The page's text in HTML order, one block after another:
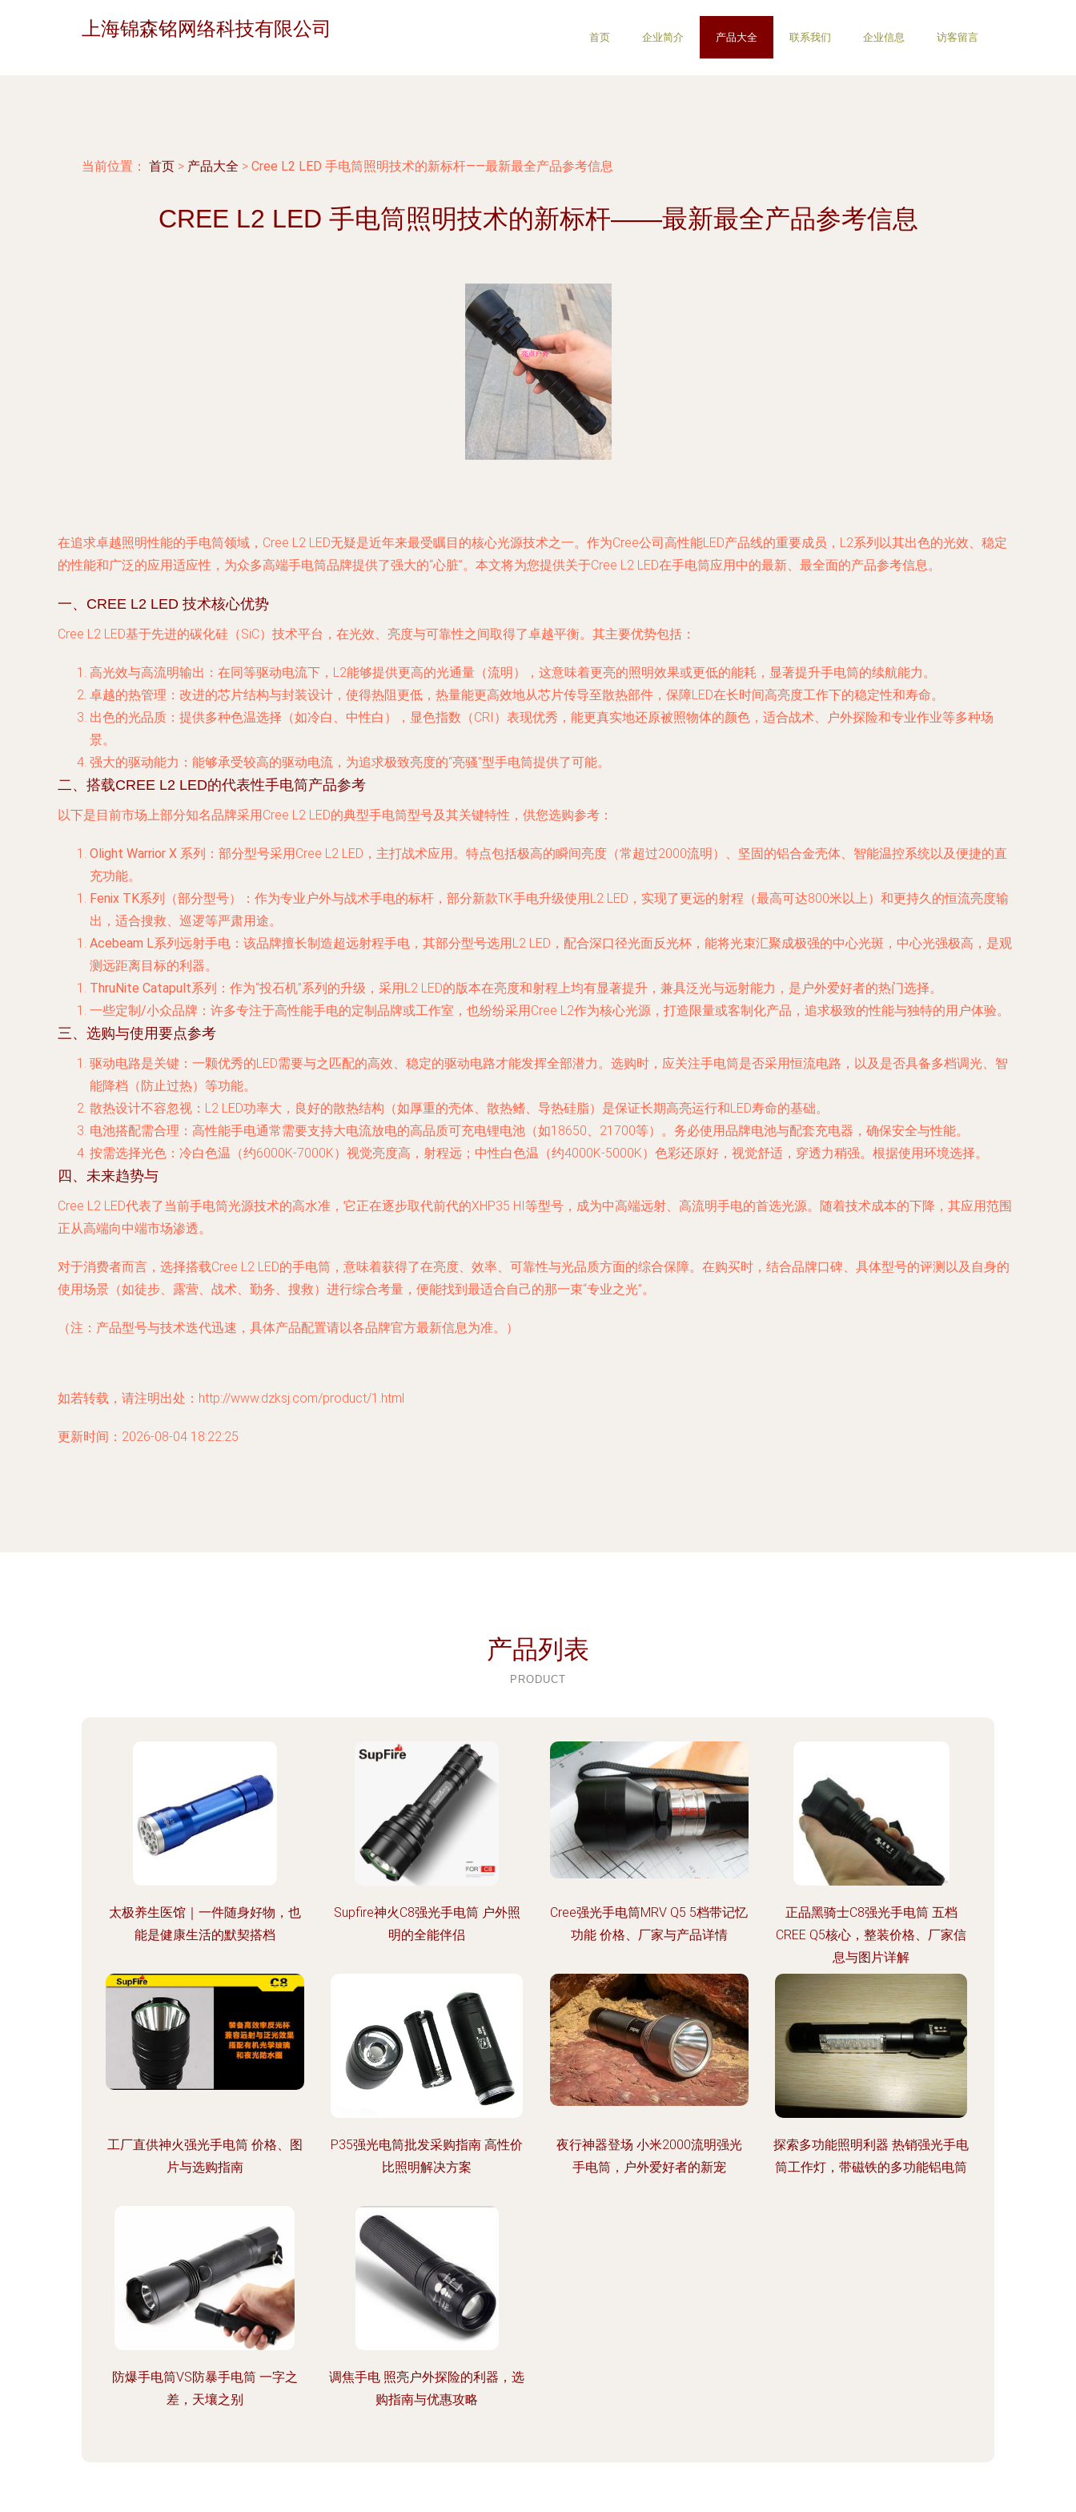
上海锦森铭网络科技有限公司 首页 企业简介 产品大全 联系我们 企业信息 访客留言
当前位置： 首页 > 产品大全 > Cree L2 LED 手电筒照明技术的新标杆——最新最全产品参考信息
CREE L2 LED 手电筒照明技术的新标杆——最新最全产品参考信息
在追求卓越照明性能的手电筒领域，Cree L2 LED无疑是近年来最受瞩目的核心光源技术之一。作为Cree公司高性能LED产品线的重要成员，L2系列以其出色的光效、稳定
的性能和广泛的应用适应性，为众多高端手电筒品牌提供了强大的“心脏”。本文将为您提供关于Cree L2 LED在手电筒应用中的最新、最全面的产品参考信息。
一、CREE L2 LED 技术核心优势
Cree L2 LED基于先进的碳化硅（SiC）技术平台，在光效、亮度与可靠性之间取得了卓越平衡。其主要优势包括：
高光效与高流明输出 ：在同等驱动电流下，L2能够提供更高的光通量（流明），这意味着更亮的照明效果或更低的能耗，显著提升手电筒的续航能力。
卓越的热管理 ：改进的芯片结构与封装设计，使得热阻更低，热量能更高效地从芯片传导至散热部件，保障LED在长时间高亮度工作下的稳定性和寿命。
出色的光品质 ：提供多种色温选择（如冷白、中性白），显色指数（CRI）表现优秀，能更真实地还原被照物体的颜色，适合战术、户外探险和专业作业等多种场
景。
强大的驱动能力 ：能够承受较高的驱动电流，为追求极致亮度的“亮骚”型手电筒提供了可能。
二、搭载CREE L2 LED的代表性手电筒产品参考
以下是目前市场上部分知名品牌采用Cree L2 LED的典型手电筒型号及其关键特性，供您选购参考：
Olight Warrior X 系列 ：部分型号采用Cree L2 LED，主打战术应用。特点包括极高的瞬间亮度（常超过2000流明）、坚固的铝合金壳体、智能温控系统以及便捷的直
充功能。
Fenix TK系列（部分型号）
：作为专业户外与战术手电的标杆，部分新款TK手电升级使用L2 LED，实现了更远的射程（最高可达800米以上）和更持久的恒流亮度输
出，适合搜救、巡逻等严肃用途。
Acebeam L系列远射手电 ：该品牌擅长制造超远射程手电，其部分型号选用L2 LED，配合深口径光面反光杯，能将光束汇聚成极强的中心光斑，中心光强极高，是观
测远距离目标的利器。
ThruNite Catapult系列 ：作为“投石机”系列的升级，采用L2 LED的版本在亮度和射程上均有显著提升，兼具泛光与远射能力，是户外爱好者的热门选择。
一些定制/小众品牌 ：许多专注于高性能手电的定制品牌或工作室，也纷纷采用Cree L2作为核心光源，打造限量或客制化产品，追求极致的性能与独特的用户体验。
三、选购与使用要点参考
驱动电路是关键 ：一颗优秀的LED需要与之匹配的高效、稳定的驱动电路才能发挥全部潜力。选购时，应关注手电筒是否采用恒流电路，以及是否具备多档调光、智
能降档（防止过热）等功能。
散热设计不容忽视 ：L2 LED功率大，良好的散热结构（如厚重的壳体、散热鳍、导热硅脂）是保证长期高亮运行和LED寿命的基础。
电池搭配需合理 ：高性能手电通常需要支持大电流放电的高品质可充电锂电池（如18650、21700等）。务必使用品牌电池与配套充电器，确保安全与性能。
按需选择光色 ：冷白色温（约6000K-7000K）视觉亮度高，射程远；中性白色温（约4000K-5000K）色彩还原好，视觉舒适，穿透力稍强。根据使用环境选择。
四、未来趋势与
Cree L2 LED代表了当前手电筒光源技术的高水准，它正在逐步取代前代的XHP35 HI等型号，成为中高端远射、高流明手电的首选光源。随着技术成本的下降，其应用范围
正从高端向中端市场渗透。
对于消费者而言，选择搭载Cree L2 LED的手电筒，意味着获得了在亮度、效率、可靠性与光品质方面的综合保障。在购买时，结合品牌口碑、具体型号的评测以及自身的
使用场景（如徒步、露营、战术、勤务、搜救）进行综合考量，便能找到最适合自己的那一束“专业之光”。
（注：产品型号与技术迭代迅速，具体产品配置请以各品牌官方最新信息为准。）
如若转载，请注明出处：http://www.dzksj.com/product/1.html
更新时间：2026-08-04 18:22:25
产品列表
PRODUCT
太极养生医馆｜一件随身好物，也
能是健康生活的默契搭档
Supfire神火C8强光手电筒 户外照
明的全能伴侣
Cree强光手电筒MRV Q5 5档带记忆
功能 价格、厂家与产品详情
正品黑骑士C8强光手电筒 五档
CREE Q5核心，整装价格、厂家信
息与图片详解
工厂直供神火强光手电筒 价格、图
片与选购指南
P35强光电筒批发采购指南 高性价
比照明解决方案
夜行神器登场 小米2000流明强光
手电筒，户外爱好者的新宠
探索多功能照明利器 热销强光手电
筒工作灯，带磁铁的多功能铝电筒
防爆手电筒VS防暴手电筒 一字之
差，天壤之别
调焦手电 照亮户外探险的利器，选
购指南与优惠攻略